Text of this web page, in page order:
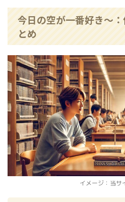
今日の空が一番好き～
とめ
イメージ：当サ